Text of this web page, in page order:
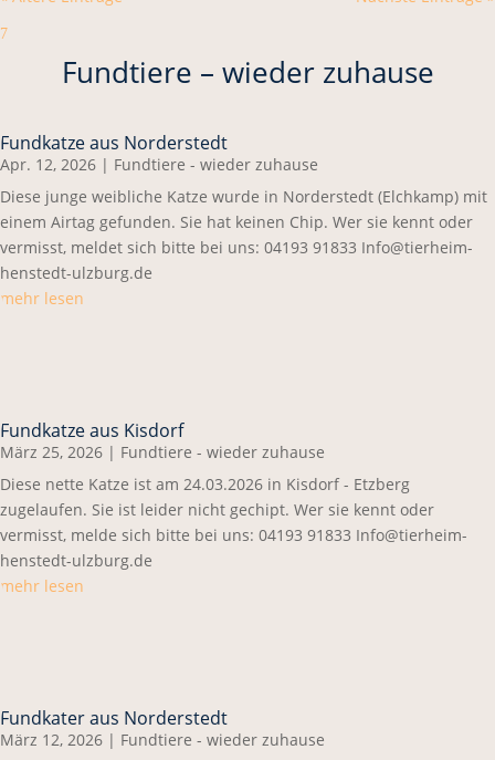
7
Fundtiere – wieder zuhause
Fundkatze aus Norderstedt
Apr. 12, 2026 | Fundtiere - wieder zuhause
Diese junge weibliche Katze wurde in Norderstedt (Elchkamp) mit
einem Airtag gefunden. Sie hat keinen Chip. Wer sie kennt oder
vermisst, meldet sich bitte bei uns: 04193 91833 Info@tierheim-
henstedt-ulzburg.de
mehr lesen
Fundkatze aus Kisdorf
März 25, 2026 | Fundtiere - wieder zuhause
Diese nette Katze ist am 24.03.2026 in Kisdorf - Etzberg
zugelaufen. Sie ist leider nicht gechipt. Wer sie kennt oder
vermisst, melde sich bitte bei uns: 04193 91833 Info@tierheim-
henstedt-ulzburg.de
mehr lesen
Fundkater aus Norderstedt
März 12, 2026 | Fundtiere - wieder zuhause